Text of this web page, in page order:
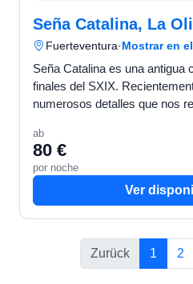
Seña Catalina, La
Fuerteventura·Mostrar en
Seña Catalina es una antigua
finales del SXIX.
numerosos detalles que nos
ab
80 €
por noche
Ver
Zurück 1 2